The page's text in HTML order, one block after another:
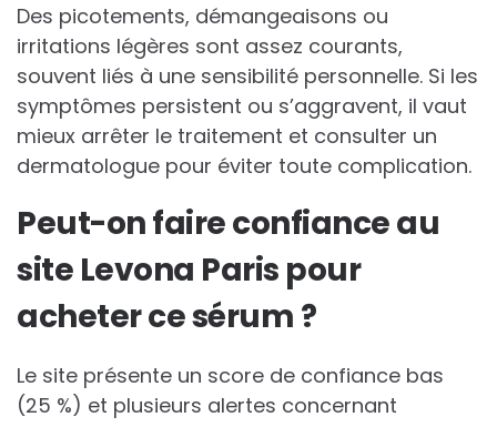
Des picotements, démangeaisons ou
irritations légères sont assez courants,
souvent liés à une sensibilité personnelle. Si les
symptômes persistent ou s’aggravent, il vaut
mieux arrêter le traitement et consulter un
dermatologue pour éviter toute complication.
Peut-on faire confiance au
site Levona Paris pour
acheter ce sérum ?
Le site présente un score de confiance bas
(25 %) et plusieurs alertes concernant